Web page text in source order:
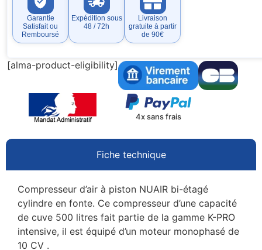
Garantie
Satisfait ou
Remboursé
Expédition sous
48 / 72h
Livraison
gratuite à partir
de 90€
[alma-product-eligibility]
4x sans frais
Fiche technique
Compresseur d’air à piston NUAIR bi-étagé
cylindre en fonte. Ce compresseur d’une capacité
de cuve 500 litres fait partie de la gamme K-PRO
intensive, il est équipé d’un moteur monophasé de
10 CV .